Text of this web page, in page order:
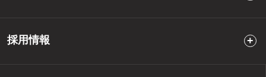
採用情報